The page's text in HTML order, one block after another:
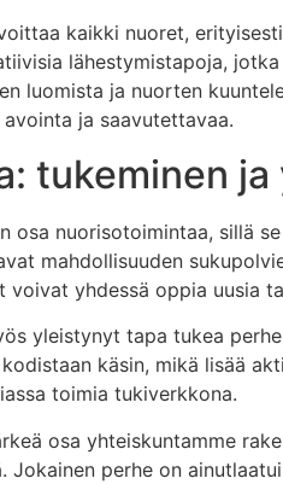
kaikki nuoret,
lähestymistapoja,
luomista ja nuorten
ja saavutettavaa.
tukeminen
osa nuorisotoimintaa, sillä
mahdollisuuden
voivat yhdessä oppia uusia
yleistynyt tapa tukea
käsin, mikä lisää
toimia tukiverkkona.
osa yhteiskuntamme
Jokainen perhe on